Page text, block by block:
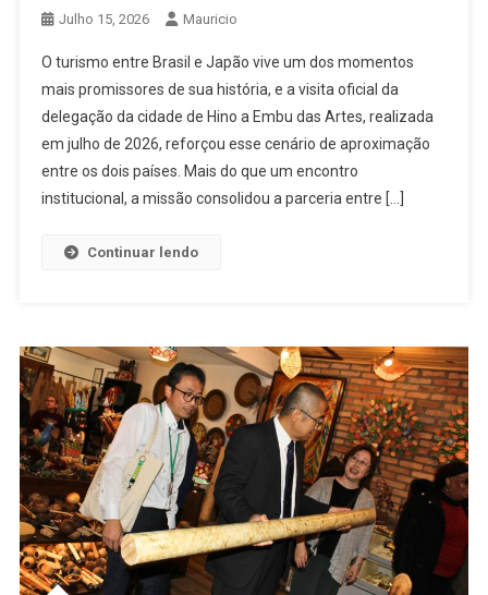
Julho 15, 2026 Mauricio
O turismo entre Brasil e Japão vive um dos momentos
mais promissores de sua história, e a visita oficial da
delegação da cidade de Hino a Embu das Artes, realizada
em julho de 2026, reforçou esse cenário de aproximação
entre os dois países. Mais do que um encontro
institucional, a missão consolidou a parceria entre […]
Continuar lendo